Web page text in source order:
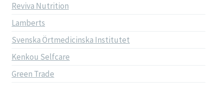
Reviva Nutrition
Lamberts
Svenska Örtmedicinska Institutet
Kenkou Selfcare
Green Trade